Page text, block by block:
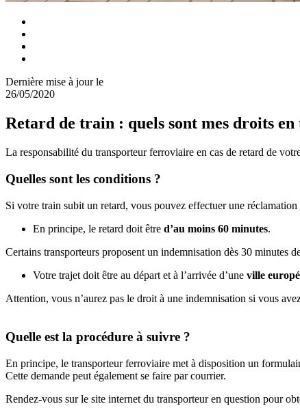
Dernière mise à jour le
26/05/2020
Retard de train : quels sont mes droits en
La responsabilité du transporteur ferroviaire en cas de retard de
Quelles sont les conditions ?
Si votre train subit un retard, vous pouvez effectuer une
En principe, le retard doit être d’au moins 60 minutes.
Certains transporteurs proposent un indemnisation dès 30 minutes
Votre trajet doit être au départ et à l’arrivée d’une ville
Attention, vous n’aurez pas le droit à une indemnisation si vous
Quelle est la procédure à suivre ?
En principe, le transporteur ferroviaire met à disposition un
Cette demande peut également se faire par courrier.
Rendez-vous sur le site internet du transporteur en question pour